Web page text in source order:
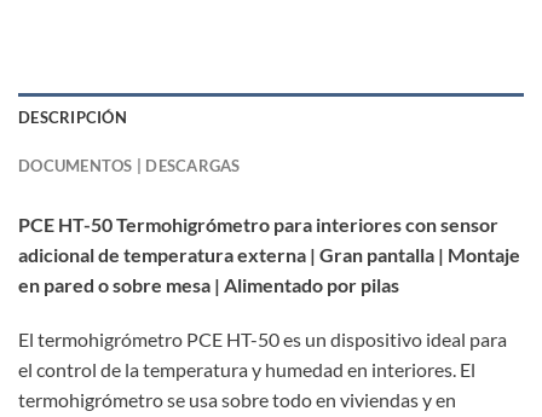
DESCRIPCIÓN
DOCUMENTOS | DESCARGAS
PCE HT-50 Termohigrómetro para interiores con sensor
adicional de temperatura externa | Gran pantalla | Montaje
en pared o sobre mesa | Alimentado por pilas
El termohigrómetro PCE HT-50 es un dispositivo ideal para
el control de la temperatura y humedad en interiores. El
termohigrómetro se usa sobre todo en viviendas y en